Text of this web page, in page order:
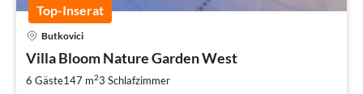
Top-Inserat
Butkovici
Villa Bloom Nature Garden West
6 Gäste147 m23 Schlafzimmer